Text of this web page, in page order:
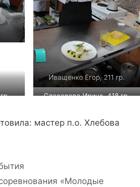
Иващенко Егор, 211 гр.
Слесарева Ирина, 418 гр.
мастер п.о. Хлебова
«Молодые